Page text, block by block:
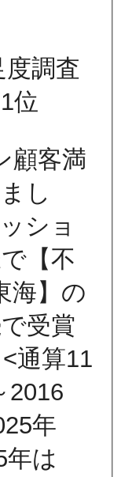
顧客満
し
ショ
【不
海】の
受賞
通算11
2016
年
年は